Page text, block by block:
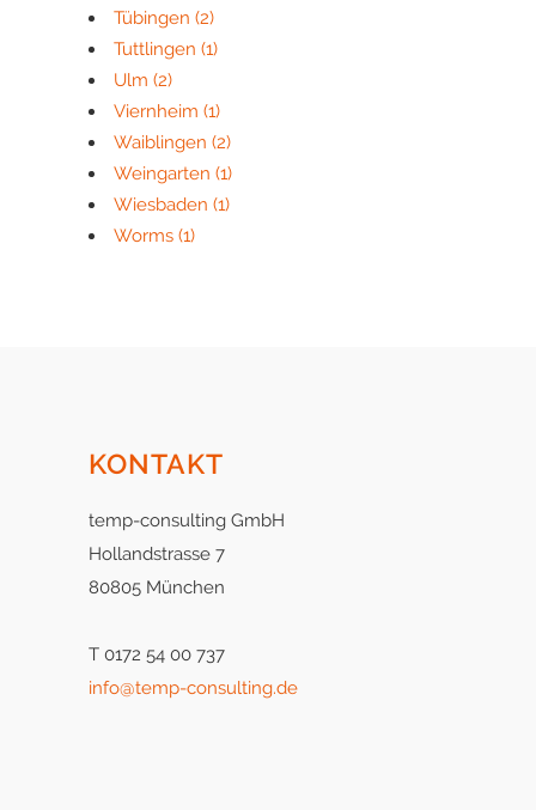
Tübingen (2)
Tuttlingen (1)
Ulm (2)
Viernheim (1)
Waiblingen (2)
Weingarten (1)
Wiesbaden (1)
Worms (1)
KONTAKT
temp-consulting GmbH
Hollandstrasse 7
80805 München
T 0172 54 00 737
info@temp-consulting.de